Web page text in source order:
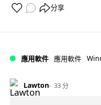
分享
應用軟件 應用軟件
Lawton 33 分